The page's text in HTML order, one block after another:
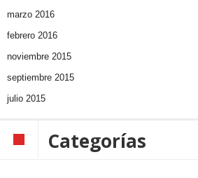
marzo 2016
febrero 2016
noviembre 2015
septiembre 2015
julio 2015
Categorías